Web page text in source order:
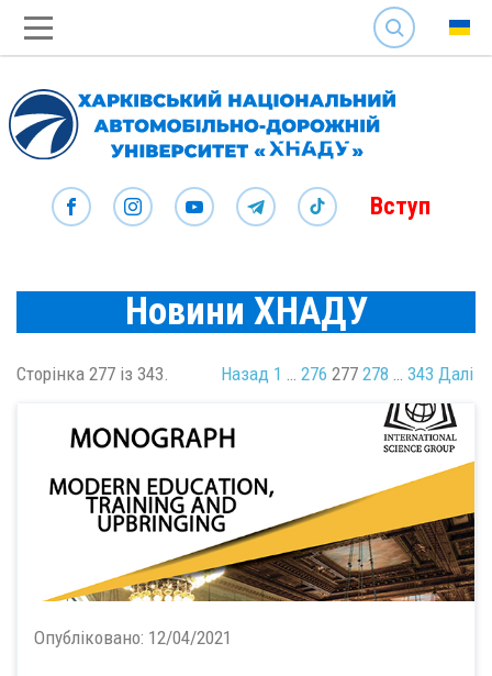
SEARCH
Вступ
Новини ХНАДУ
Сторінка 277 із 343. Назад 1 … 276 277 278 … 343 Далі
Опубліковано: 12/04/2021